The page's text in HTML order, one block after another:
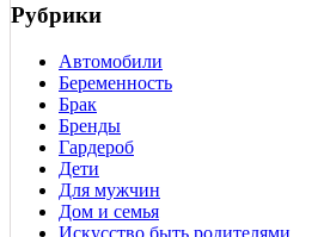
Рубрики
Автомобили
Беременность
Брак
Бренды
Гардероб
Дети
Для мужчин
Дом и семья
Искусство быть родителями